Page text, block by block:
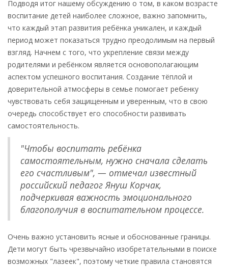
Подводя итог нашему обсуждению о том, в каком возрасте
воспитание детей наиболее сложное, важно запомнить,
что каждый этап развития ребёнка уникален, и каждый
период может показаться трудно преодолимым на первый
взгляд. Начнем с того, что укрепление связи между
родителями и ребёнком является основополагающим
аспектом успешного воспитания. Создание тёплой и
доверительной атмосферы в семье помогает ребенку
чувствовать себя защищенным и уверенным, что в свою
очередь способствует его способности развивать
самостоятельность.
"Чтобы воспитать ребёнка
самостоятельным, нужно сначала сделать
его счастливым", — отмечал известный
российский педагог Януш Корчак,
подчеркивая важность эмоционального
благополучия в воспитательном процессе.
Очень важно установить ясные и обоснованные границы.
Дети могут быть чрезвычайно изобретательными в поиске
возможных "лазеек", поэтому четкие правила становятся